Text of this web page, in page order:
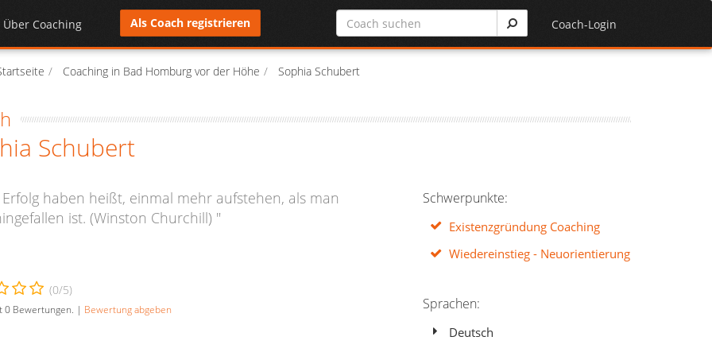
Über Coaching Coach-Login
Als Coach registrieren
Coaching in Bad Homburg vor der Höhe Sophia Schubert
Schubert
Erfolg haben heißt, einmal mehr aufstehen, als man
ist. (Winston Churchill) "
(0/5)
0Bewertungen. | Bewertung abgeben
Schwerpunkte:
Existenzgründung Coaching
Wiedereinstieg - Neuorientierung
Sprachen:
Deutsch